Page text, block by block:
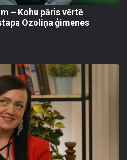
– Kohu pāris vērtē
Ozoliņa ģimenes